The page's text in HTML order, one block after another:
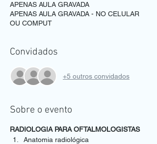
APENAS AULA GRAVADA
APENAS AULA GRAVADA - NO CELULAR
OU COMPUT
Convidados
+5 outros convidados
Sobre o evento
RADIOLOGIA PARA OFTALMOLOGISTAS
Anatomia radiológica